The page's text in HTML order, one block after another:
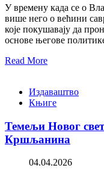
У времену када се о
више него о већини
које покушавају да
основе његове
Read More
Издаваштво
Књиге
Темељи Новог
Кршљанина
04.04.2026